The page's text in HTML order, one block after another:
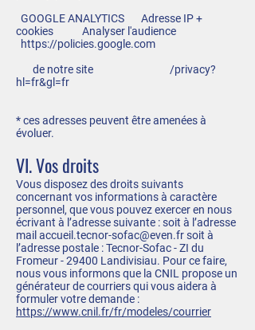
GOOGLE ANALYTICS Adresse IP +
cookies Analyser l'audience
https://policies.google.com
de notre site /privacy?
hl=fr&gl=fr
* ces adresses peuvent être amenées à
évoluer.
VI. Vos droits
Vous disposez des droits suivants
concernant vos informations à caractère
personnel, que vous pouvez exercer en nous
écrivant à l’adresse suivante : soit à l’adresse
mail accueil.tecnor-sofac@even.frsoit à
l’adresse postale : Tecnor-Sofac - ZI du
Fromeur - 29400 Landivisiau. Pour ce faire,
nous vous informons que la CNIL propose un
générateur de courriers qui vous aidera à
formuler votre demande :
https://www.cnil.fr/fr/modeles/courrier